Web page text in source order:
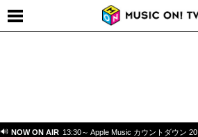
NOW ON AIR 13:30～ Apple Music カウントダウン 20